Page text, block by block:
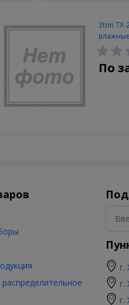
3ton TX-
кожи
По
г.
г.
г.